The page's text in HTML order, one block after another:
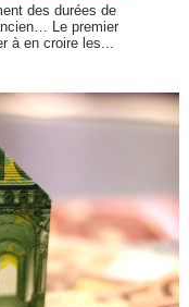
des durées de
Le premier
à en croire les...